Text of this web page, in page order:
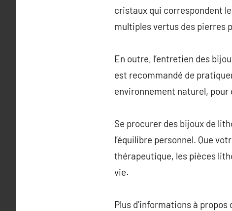
cristaux qui correspondent
multiples vertus des pierres
En outre, l’entretien des
est recommandé de
environnement naturel,
Se procurer des bijoux de
l’équilibre personnel. Que
thérapeutique, les pièces
vie.
Plus d’informations à propos